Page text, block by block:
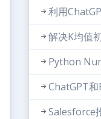
利用
解决K均值
Python
ChatGPT
Salesforce